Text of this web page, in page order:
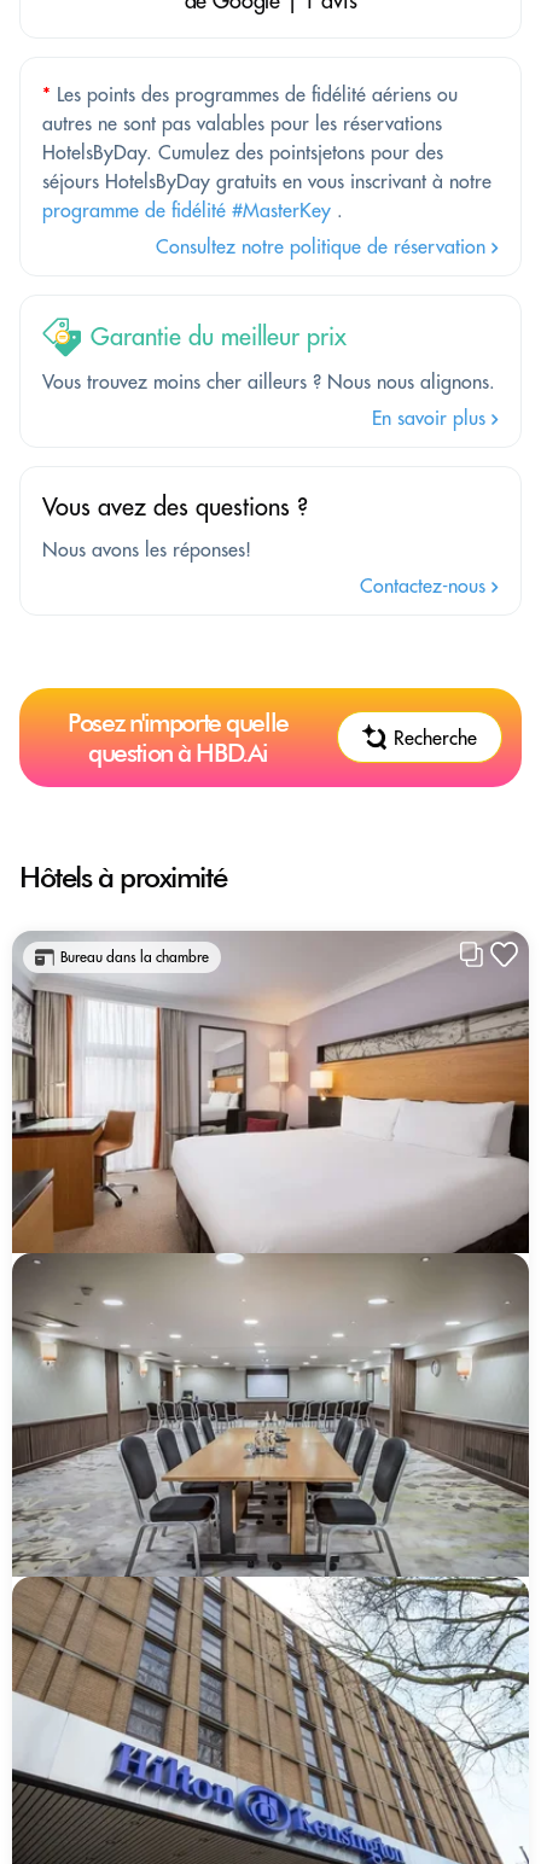
* Les points des programmes de fidélité aériens ou
autres ne sont pas valables pour les réservations
HotelsByDay. Cumulez des pointsjetons pour des
séjours HotelsByDay gratuits en vous inscrivant à notre
programme de fidélité #MasterKey .
Consultez notre politique de réservation
Garantie du meilleur prix
Vous trouvez moins cher ailleurs ? Nous nous alignons.
En savoir plus
Vous avez des questions ?
Nous avons les réponses!
Contactez-nous
Posez n'importe quelle
question à HBD.Ai
Recherche
Hôtels à proximité
Bureau dans la chambre